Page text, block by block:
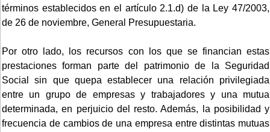
términos establecidos en el artículo 2.1.d) de la Ley 47/2003,
de 26 de noviembre, General Presupuestaria.
Por otro lado, los recursos con los que se financian estas
prestaciones forman parte del patrimonio de la Seguridad
Social sin que quepa establecer una relación privilegiada
entre un grupo de empresas y trabajadores y una mutua
determinada, en perjuicio del resto. Además, la posibilidad y
frecuencia de cambios de una empresa entre distintas mutuas